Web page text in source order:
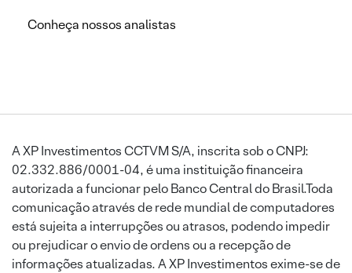
Conheça nossos analistas
A XP Investimentos CCTVM S/A, inscrita sob o CNPJ:
02.332.886/0001-04, é uma instituição financeira
autorizada a funcionar pelo Banco Central do Brasil.Toda
comunicação através de rede mundial de computadores
está sujeita a interrupções ou atrasos, podendo impedir
ou prejudicar o envio de ordens ou a recepção de
informações atualizadas. A XP Investimentos exime-se de